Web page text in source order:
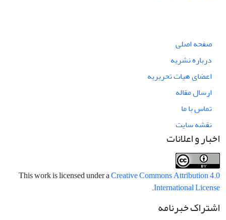
صفحه اصلی
درباره نشریه
اعضای هیات تحریریه
ارسال مقاله
تماس با ما
نقشه سایت
اخبار و اعلانات
This work is licensed under aCreative Commons Attribution 4.0
International License
.
اشتراک خبرنامه